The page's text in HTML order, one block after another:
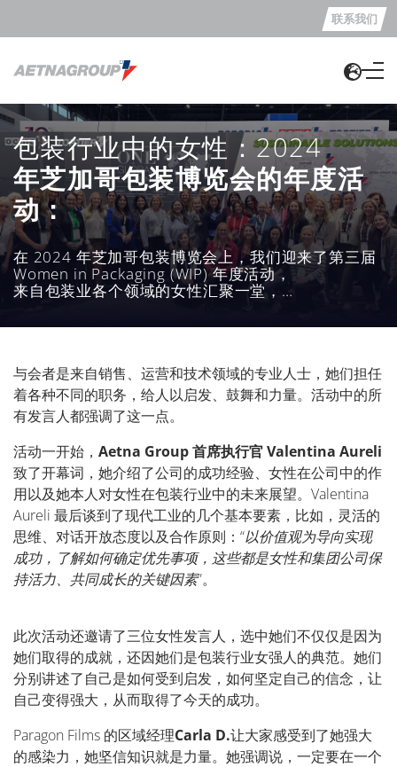
联系我们
包装行业中的女性：2024
年芝加哥包装博览会的年度活
动：
在 2024 年芝加哥包装博览会上，我们迎来了第三届
Women in Packaging (WIP) 年度活动，
来自包装业各个领域的女性汇聚一堂，
与会者是来自销售、运营和技术领域的专业人士，她们担任
着各种不同的职务，给人以启发、鼓舞和力量。活动中的所
有发言人都强调了这一点。
活动一开始， Aetna Group首席执行官Valentina Aureli
致了开幕词，她介绍了公司的成功经验、女性在公司中的作
用以及她本人对女性在包装行业中的未来展望。 Valentina
Aureli 最后谈到了现代工业的几个基本要素，比如，灵活的
思维、对话开放态度以及合作原则：“以价值观为导向实现
成功，了解如何确定优先事项，这些都是女性和集团公司保
持活力、共同成长的关键因素”。
此次活动还邀请了三位女性发言人，选中她们不仅仅是因为
她们取得的成就，还因她们是包装行业女强人的典范。她们
分别讲述了自己是如何受到启发，如何坚定自己的信念，让
自己变得强大，从而取得了今天的成功。
Paragon Films 的区域经理Carla D.让大家感受到了她强大
的感染力，她坚信知识就是力量。她强调说，一定要在一个